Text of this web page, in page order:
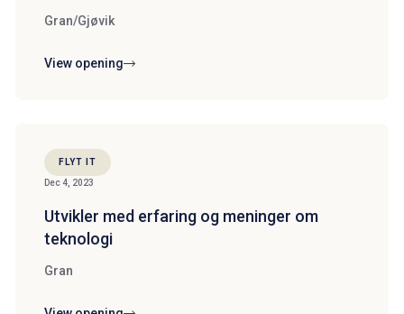
Gran/Gjøvik
View opening
Dec 4, 2023
Utvikler med erfaring og meninger om
teknologi
Gran
FLYT IT